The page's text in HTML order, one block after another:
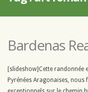
Bardenas
[slideshow]Cette randonnée
Pyrénées Aragonaises,